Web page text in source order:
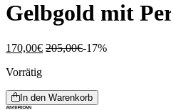
Gelbgold mit
170,00€ 205,00€-17%
Vorrätig
In den Warenkorb